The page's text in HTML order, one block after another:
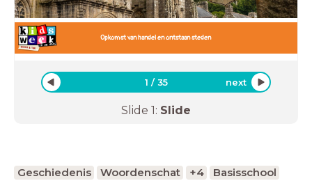
. Opkomst van handel en ontstaan steden
1 /35 next
Slide 1: Slide
Geschiedenis Woordenschat +4
Basisschool